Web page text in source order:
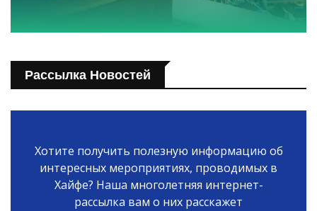
Рассылка Новостей
Хотите получить полезную информацию об
интересных мероприятиях, проводимых в
Хайфе? Наша многолетняя интернет-
рассылка вам о них расскажет